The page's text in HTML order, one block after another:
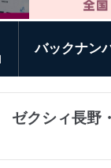
バックナン
ゼクシィ長野